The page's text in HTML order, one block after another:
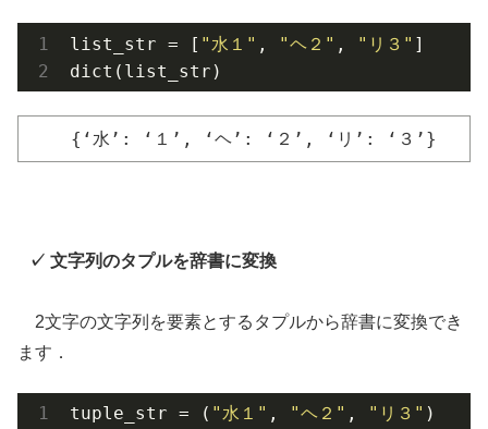
list_str = [ "水１" , "ヘ２" , "リ３" ]
dict(list_str)
{‘水’: ‘１’, ‘ヘ’: ‘２’, ‘リ’: ‘３’}
文字列のタプルを辞書に変換
2文字の文字列を要素とするタプルから辞書に変換でき
ます．
tuple_str = ( "水１" , "ヘ２" , "リ３" )